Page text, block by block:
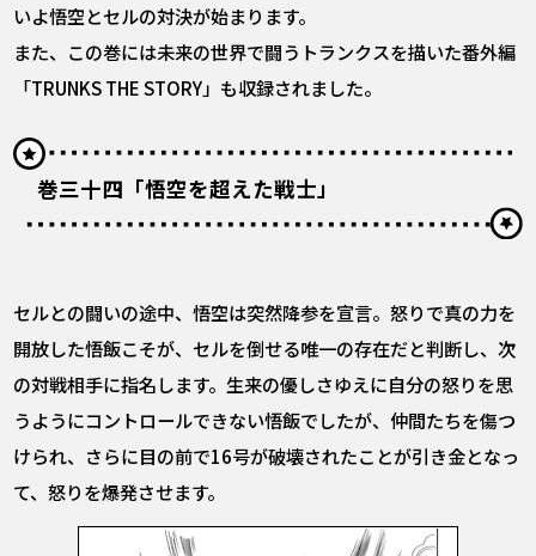
いよ悟空とセルの対決が始まります。
また、この巻には未来の世界で闘うトランクスを描いた番外編
「TRUNKS THE STORY」も収録されました。
巻三十四「悟空を超えた戦士」
セルとの闘いの途中、悟空は突然降参を宣言。怒りで真の力を
開放した悟飯こそが、セルを倒せる唯一の存在だと判断し、次
の対戦相手に指名します。生来の優しさゆえに自分の怒りを思
うようにコントロールできない悟飯でしたが、仲間たちを傷つ
けられ、さらに目の前で16号が破壊されたことが引き金となっ
て、怒りを爆発させます。